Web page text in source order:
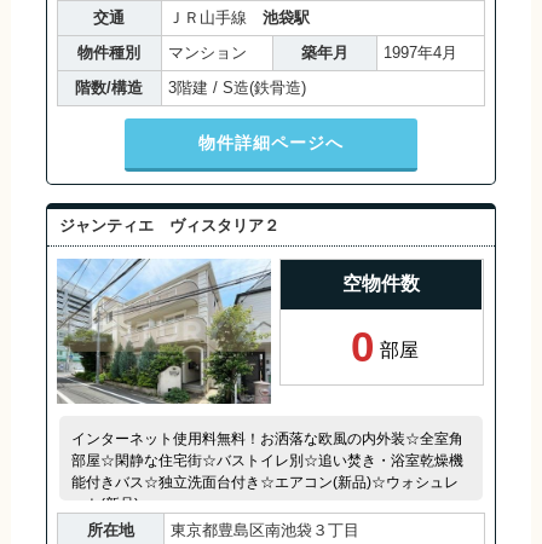
交通
ＪＲ山手線 池袋駅
物件種別
マンション 築年月
1997年4月
階数/構造
3階建 / S造(鉄骨造)
物件詳細ページへ
ジャンティエ ヴィスタリア２
空物件数
0 部屋
インターネット使用料無料！お洒落な欧風の内外装☆全室角
部屋☆閑静な住宅街☆バストイレ別☆追い焚き・浴室乾燥機
能付きバス☆独立洗面台付き☆エアコン(新品)☆ウォシュレ
ット(新品)
所在地
東京都豊島区南池袋３丁目